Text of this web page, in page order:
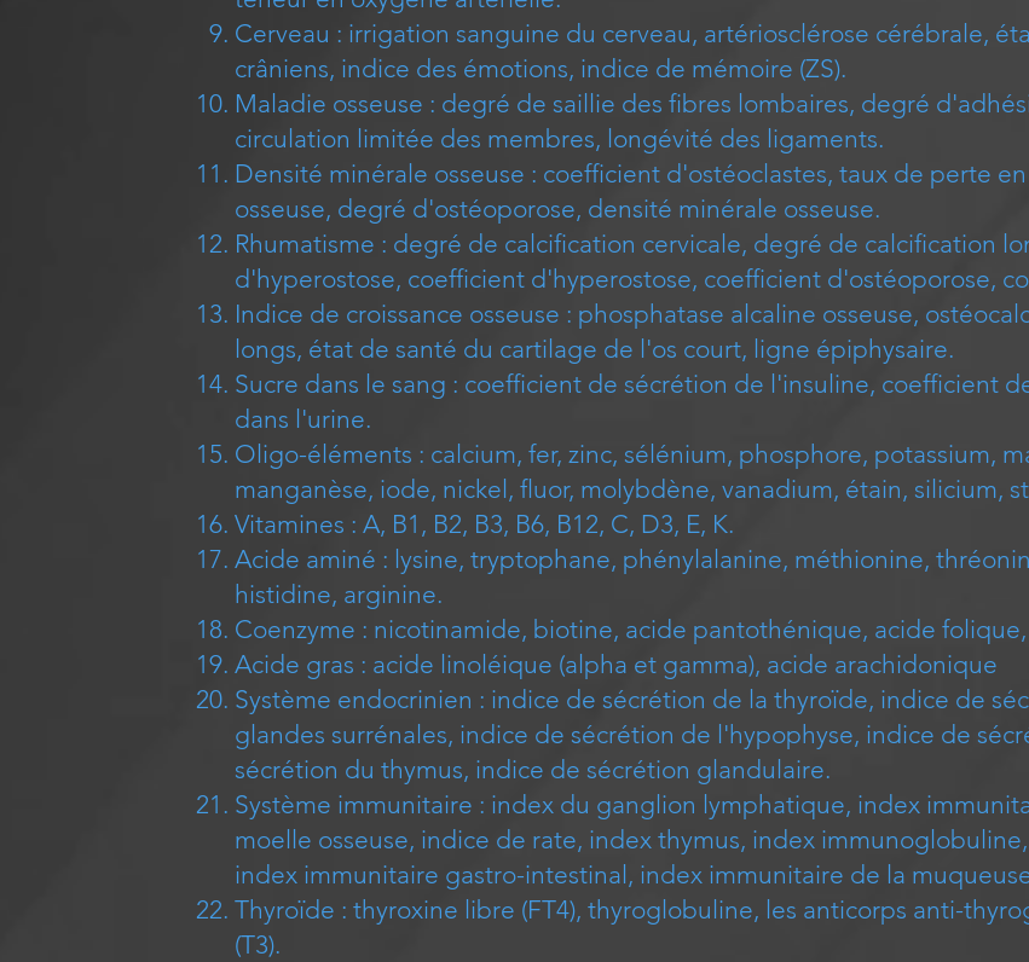
Cerveau : irrigation sanguine du cerveau, artériosclérose cérébrale,
crâniens, indice des émotions, indice de mémoire (ZS).
Maladie osseuse : degré de saillie des fibres lombaires, degré
circulation limitée des membres, longévité des ligaments.
Densité minérale osseuse : coefficient d'ostéoclastes, taux de perte
osseuse, degré d'ostéoporose, densité minérale osseuse.
Rhumatisme : degré de calcification cervicale, degré de calcification
d'hyperostose, coefficient d'hyperostose, coefficient d'ostéoporose,
Indice de croissance osseuse : phosphatase alcaline osseuse,
longs, état de santé du cartilage de l'os court, ligne épiphysaire.
Sucre dans le sang : coefficient de sécrétion de l'insuline, coefficient
dans l'urine.
Oligo-éléments : calcium, fer, zinc, sélénium, phosphore, potassium,
manganèse, iode, nickel, fluor, molybdène, vanadium, étain, silicium,
Vitamines : A, B1, B2, B3, B6, B12, C, D3, E, K.
Acide aminé : lysine, tryptophane, phénylalanine, méthionine,
histidine, arginine.
Coenzyme : nicotinamide, biotine, acide pantothénique, acide
Acide gras : acide linoléique (alpha et gamma), acide arachidonique
Système endocrinien : indice de sécrétion de la thyroïde, indice de
glandes surrénales, indice de sécrétion de l'hypophyse, indice de
sécrétion du thymus, indice de sécrétion glandulaire.
Système immunitaire : index du ganglion lymphatique, index
moelle osseuse, indice de rate, index thymus, index
index immunitaire gastro-intestinal, index immunitaire de la
Thyroïde : thyroxine libre (FT4), thyroglobuline, les anticorps anti-
(T3).